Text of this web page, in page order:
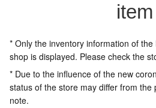
item
* Only the inventory information of
shop is displayed. Please check the
* Due to the influence of the new
status of the store may differ from the
note.